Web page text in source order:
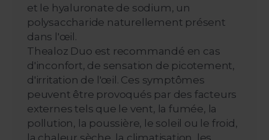
et le hyaluronate de sodium, un
polysaccharide naturellement présent
dans l'œil.
Thealoz Duo est recommandé en cas
d'inconfort, de sensation de picotement,
d'irritation de l'œil. Ces symptômes
peuvent être provoqués par des facteurs
externes tels que le vent, la fumée, la
pollution, la poussière, le soleil ou le froid,
la chaleur sèche, la climatisation, les